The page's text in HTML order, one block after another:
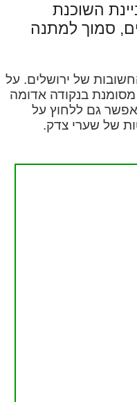
השוכנת
סמוך למתנה
של ירושלים. על
בנקודה אדומה
אפשר גם ללחוץ על
של שערי צדק.